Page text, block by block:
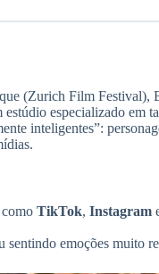
(Zurich Film Festival),
estúdio especializado em
inteligentes”:
TikTok, Instagram
emoções muito